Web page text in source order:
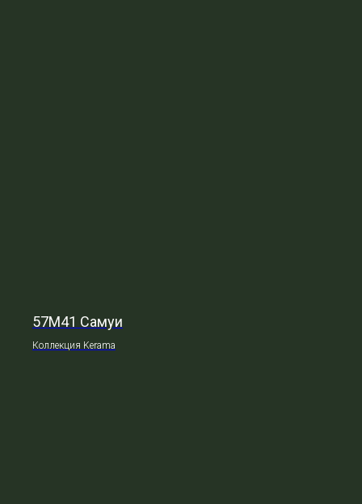
57М41 Самуи
Коллекция Kerama